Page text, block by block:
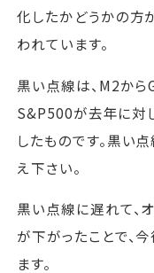
化したかどうかの方
われています。
黒い点線は、M2から
S&P500が去年に対
したものです。黒い
え下さい。
黒い点線に遅れて、
が下がったことで、
ます。